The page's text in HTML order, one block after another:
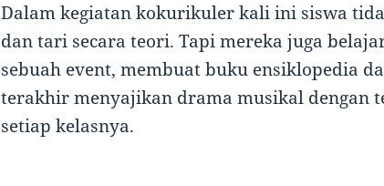
Dalam kegiatan kokurikuler kali ini siswa
dan tari secara teori. Tapi mereka juga
sebuah event, membuat buku ensiklopedia
terakhir menyajikan drama musikal dengan
setiap kelasnya.